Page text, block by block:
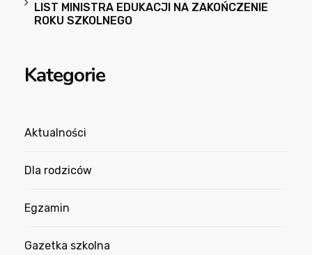
LIST MINISTRA EDUKACJI NA ZAKOŃCZENIE
ROKU SZKOLNEGO
Kategorie
Aktualności
Dla rodziców
Egzamin
Gazetka szkolna